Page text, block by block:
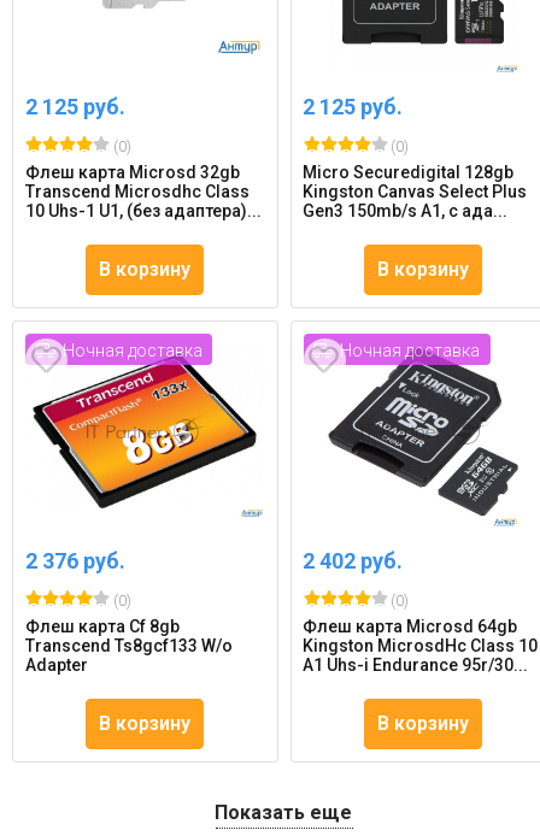
2 125 руб.
(0)
Флеш карта Microsd 32gb
Transcend Microsdhc Class
10 Uhs-1 U1, (без адаптера)...
В корзину
2 125 руб.
(0)
Micro Securedigital 128gb
Kingston Canvas Select Plus
Gen3 150mb/s A1, с ада...
В корзину
Ночная доставка
2 376 руб.
(0)
Флеш карта Cf 8gb
Transcend Ts8gcf133 W/o
Adapter
В корзину
Ночная доставка
2 402 руб.
(0)
Флеш карта Microsd 64gb
Kingston MicrosdНc Class 10
A1 Uhs-i Endurance 95r/30...
В корзину
Показать еще